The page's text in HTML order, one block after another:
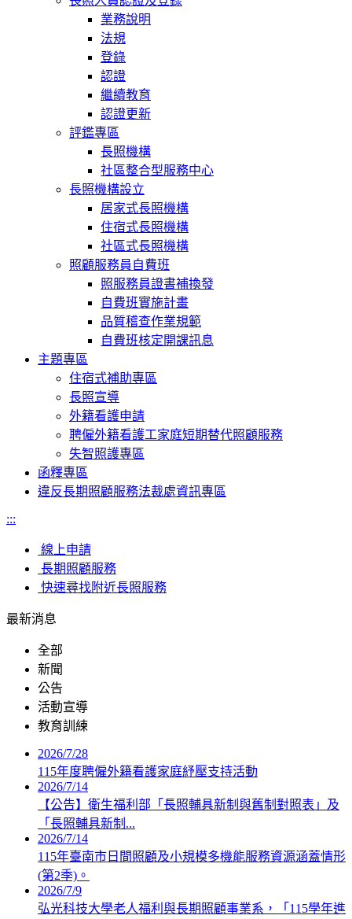
業務說明
法規
登錄
認證
繼續教育
認證更新
評鑑專區
長照機構
社區整合型服務中心
長照機構設立
居家式長照機構
住宿式長照機構
社區式長照機構
照顧服務員自費班
照服務員證書補換發
自費班實施計畫
品質稽查作業規範
自費班核定開課訊息
主題專區
住宿式補助專區
長照宣導
外籍看護申請
聘僱外籍看護工家庭短期替代照顧服務
失智照護專區
函釋專區
違反長期照顧服務法裁處資訊專區
:::
線上申請
長期照顧服務
快速尋找附近長照服務
最新消息
全部
新聞
公告
活動宣導
教育訓練
2026/7/28
115年度聘僱外籍看護家庭紓壓支持活動
2026/7/14
【公告】衛生福利部「長照輔具新制與舊制對照表」及
「長照輔具新制...
2026/7/14
115年臺南市日間照顧及小規模多機能服務資源涵蓋情形
(第2季)。
2026/7/9
弘光科技大學老人福利與長期照顧事業系，「115學年進